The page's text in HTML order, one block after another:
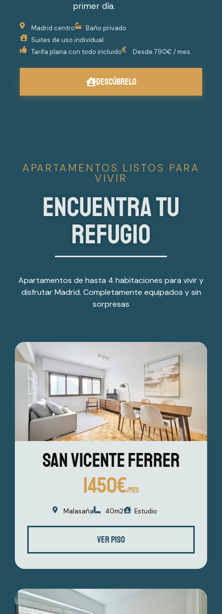
primer día.
Madrid centro
Baño privado
Suites de uso individual
Tarifa plana con todo incluido
Desde 790€ / mes.
DESCÚBRELO
APARTAMENTOS LISTOS PARA
VIVIR
Encuentra tu
refugio
Apartamentos de hasta 4 habitaciones para vivir y
disfrutar Madrid. Completamente equipados y sin
sorpresas
San Vicente Ferrer
1450€/MES
Malasaña 40m2 Estudio
VER PISO